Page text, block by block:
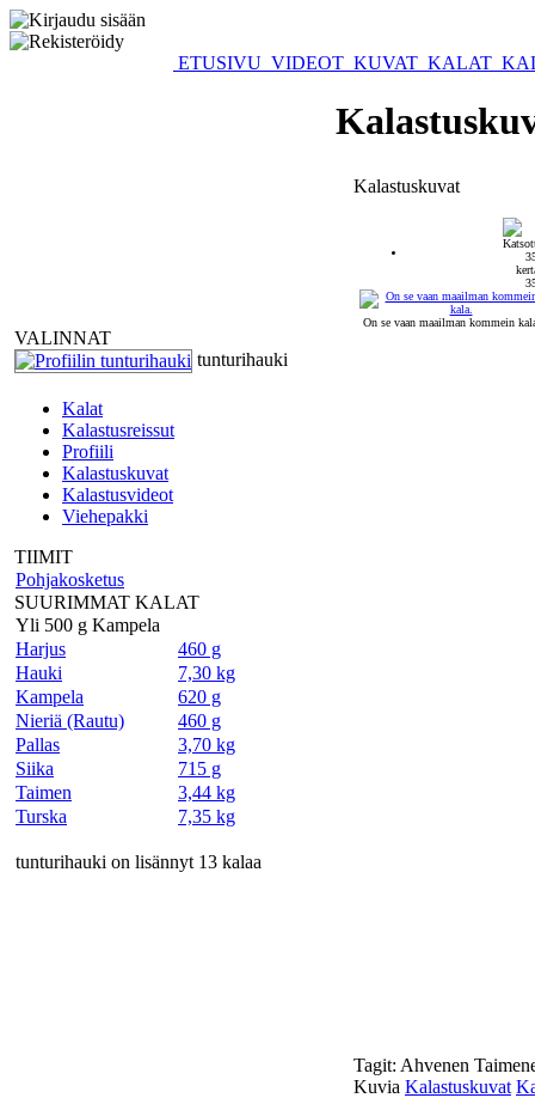
ETUSIVU VIDEOT KUVAT KALAT
VALINNAT
tunturihauki
Kalat
Kalastusreissut
Profiili
Kalastuskuvat
Kalastusvideot
Viehepakki
TIIMIT
Pohjakosketus
SUURIMMAT KALAT
Yli 500 g Kampela
Harjus
460 g
Hauki
7,30 kg
Kampela
620 g
Nieriä (Rautu)
460 g
Pallas
3,70 kg
Siika
715 g
Taimen
3,44 kg
Turska
7,35 kg
tunturihauki on lisännyt 13 kalaa
Kalastuskuvat
On se vaan maailman kommein
Tagit: Ahvenen
Kuvia Kalastuskuvat